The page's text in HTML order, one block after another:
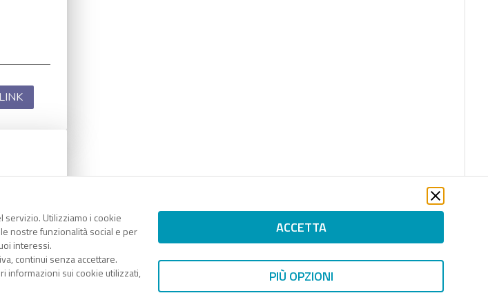
servizio. Utilizziamo i cookie
nostre funzionalità social e per
interessi.
continui senza accettare.
informazioni sui cookie utilizzati,
ACCETTA
PIÙ OPZIONI